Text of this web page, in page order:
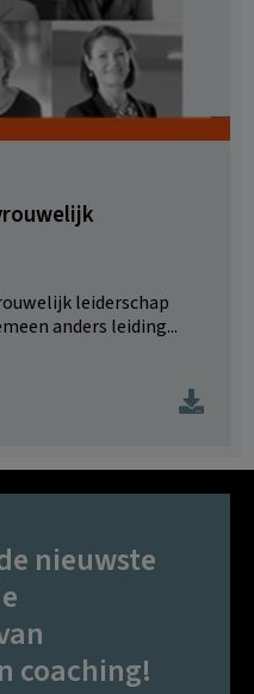
leiderschap
anders leiding...
nieuwste
coaching!